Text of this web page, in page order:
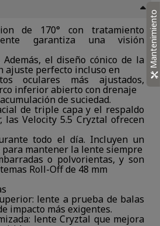
de 170° con tratamiento
garantiza una visión
el diseño cónico de la
ajuste perfecto incluso en
oculares más ajustados,
inferior abierto con drenaje
de suciedad.
de triple capa y el respaldo
las Velocity 5.5 Cryztal ofrecen
todo el día. Incluyen un
mantener la lente siempre
o polvorientas, y son
Roll-Off de 48 mm
lente a prueba de balas
impacto más exigentes.
lente Cryztal que mejora
Mantenimiento